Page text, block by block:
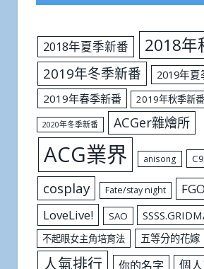
2018年夏季新番 2018年
2019年冬季新番
2019年夏
2019年春季新番
2019年秋季新番
2020年冬季新番 ACGer雜燴所
ACG業界 anisong
cosplay Fate/stay night FGO
LoveLive! SAO
不起眼女主角培育法 五等分的花嫁
人氣排行 你的名字 個